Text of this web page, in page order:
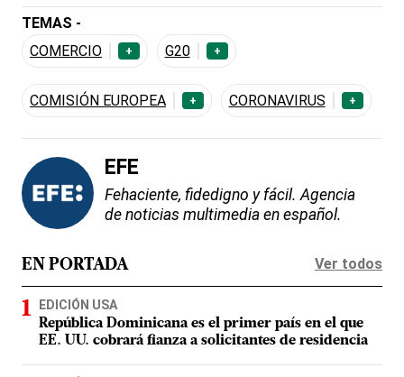
TEMAS -
COMERCIO
+ G20 +
COMISIÓN EUROPEA + CORONAVIRUS +
EFE
Fehaciente, fidedigno y fácil. Agencia
de noticias multimedia en español.
EN PORTADA Ver todos
EDICIÓN USA
República Dominicana es el primer país en el que
EE. UU. cobrará fianza a solicitantes de residencia